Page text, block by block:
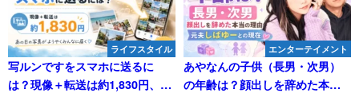
ライフスタイル
写ルンですをスマホに送るに
は？現像＋転送は約1,830円、あ
エンターテイメント
あやなんの子供（長男・次男）
の年齢は？顔出しを辞めた本当